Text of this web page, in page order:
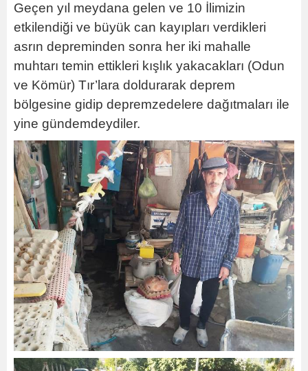
Geçen yıl meydana gelen ve 10 İlimizin
etkilendiği ve büyük can kayıpları verdikleri
asrın depreminden sonra her iki mahalle
muhtarı temin ettikleri kışlık yakacakları (Odun
ve Kömür) Tır’lara doldurarak deprem
bölgesine gidip depremzedelere dağıtmaları ile
yine gündemdeydiler.